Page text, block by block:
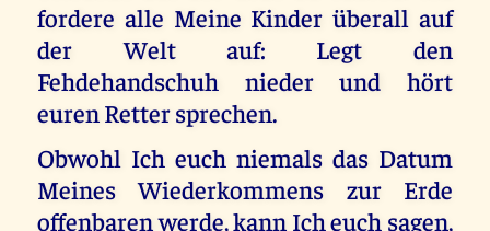
fordere alle Meine Kinder überall auf
der Welt auf: Legt den
Fehdehandschuh nieder und hört
euren Retter sprechen.
Obwohl Ich euch niemals das Datum
Meines Wiederkommens zur Erde
offenbaren werde, kann Ich euch sagen,